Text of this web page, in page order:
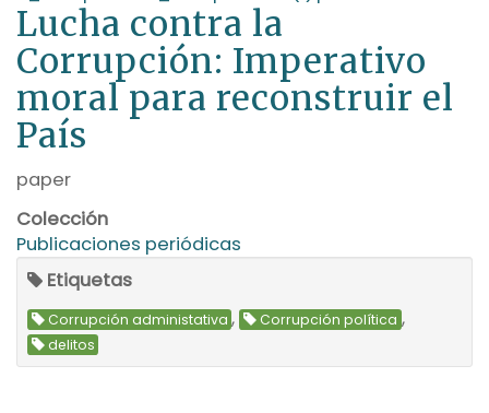
Lucha contra la
Corrupción: Imperativo
moral para reconstruir el
País
paper
Colección
Publicaciones periódicas
Etiquetas
Corrupción administativa , Corrupción política ,
delitos